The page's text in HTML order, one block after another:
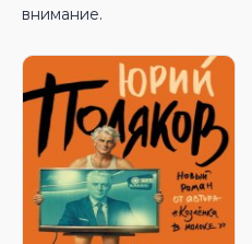
внимание.